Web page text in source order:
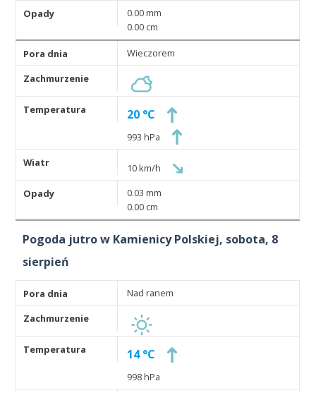
0.00 mm
0.00 cm
Wieczorem
20 °C
993 hPa
10 km/h
0.03 mm
0.00 cm
Pogoda jutro w Kamienicy Polskiej, sobota, 8
sierpień
Nad ranem
14 °C
998 hPa